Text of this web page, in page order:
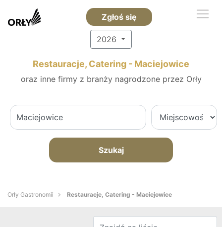
Zgłoś się
2026
Restauracje, Catering - Maciejowice
oraz inne firmy z branży nagrodzone przez Orły
Szukaj
Orły Gastronomii Restauracje, Catering - Maciejowice